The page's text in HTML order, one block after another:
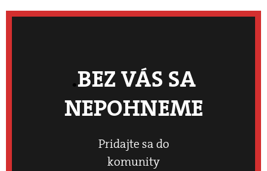
BEZ VÁS SA
NEPOHNEME
Pridajte sa do
komunity